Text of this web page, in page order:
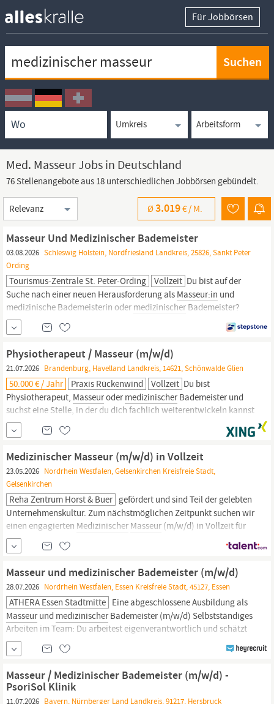
Für Jobbörsen
Ortssuche
Umkreissuche
Arbeitsform
Med. Masseur Jobs in Deutschland
76 Stellenangebote aus 18 unterschiedlichen Jobbörsen gebündelt.
Sortierung
Ø3.019€ / M.
Masseur Und Medizinischer Bademeister
03.08.2026 Schleswig Holstein, Nordfriesland Landkreis, 25826, Sankt Peter
Ording
Tourismus-Zentrale St. Peter-Ording Vollzeit Du bist auf der
Suche nach einer neuen Herausforderung als Masseur:in und
medizinische Bademeisterin oder medizinischer Bademeister?
Werde Teil der Tourismus-Zentrale St. Peter-Ording! In unserem
engagierten Team erwarten dich mehr als nur spannende
Aufgaben: Als Teil des Gesundheits- und Wellnesszentrums in der
Physiotherapeut / Masseur (m/w/d)
21.07.2026 Brandenburg, Havelland Landkreis, 14621, Schönwalde Glien
50.000 € / Jahr Praxis Rückenwind Vollzeit Du bist
Physiotherapeut, MasseurodermedizinischerBademeister und
suchst eine Stelle, in der du dich fachlich weiterentwickeln kannst
und gleichzeitig ein familiäres Team an deiner Seite hast? Dann
freuen wir uns darauf, dich kennenzulernen. Deine Aufgaben ●
Behandlung und Betreuung von Patientinnen und Patienten ●
Medizinischer Masseur (m/w/d) in Vollzeit
23.05.2026 Nordrhein Westfalen, Gelsenkirchen Kreisfreie Stadt,
Gelsenkirchen
Reha Zentrum Horst & Buer gefördert und sind Teil der gelebten
Unternehmenskultur. Zum nächstmöglichen Zeitpunkt suchen wir
einen engagierten Medizinischer Masseur (m/w/d) in Vollzeit für
unsere Praxen in Gelsenkirchen. Ihre Vorteile bei uns:
Überdurchschnittliches Gehalt mit attraktiven Zusatzleistungen
Masseur und medizinischer Bademeister (m/w/d)
28.07.2026 Nordrhein Westfalen, Essen Kreisfreie Stadt, 45127, Essen
ATHERA Essen Stadtmitte Eine abgeschlossene Ausbildung als
Masseurund medizinischerBademeister (m/w/d) Selbstständiges
Arbeiten im Team: Du arbeitest eigenverantwortlich und schätzt
gleichzeitig die Zusammenarbeit mit einem starken Team Freude
an der Arbeit mit Menschen: Deine Motivation und Empathie im
Umgang mit Patienten zeigen sich
Masseur / Medizinischer Bademeister (m/w/d) -
PsoriSol Klinik
11.07.2026 Bayern, Nürnberger Land Landkreis, 91217, Hersbruck